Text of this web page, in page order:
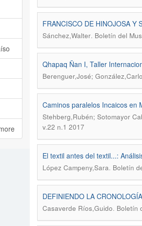
FRANCISCO DE HINOJOSA Y
Sánchez,Walter. Boletín del
Qhapaq Ñan I, Taller
Berenguer,José;
Caminos paralelos Incaicos en
Stehberg,Rubén; Sotomayor
v.22 n.1 2017
El textil antes del textil...:
López Campeny,Sara. Boletín
DEFINIENDO LA
Casaverde Ríos,Guido. Boletín